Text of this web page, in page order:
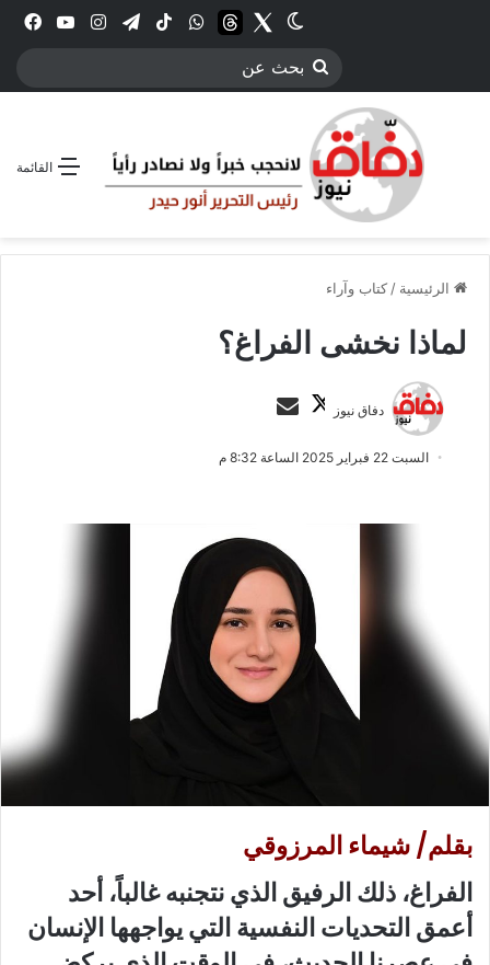
انستقرامتيلقرام‫TikTokواتسابthreadsTwitter
الوضع المظلم
بحث
القائمة
الرئيسية /كتاب وآراء
لماذا نخشى الفراغ؟
دفاق نيوز
ت
ب
ى
X
س
د
ا
إ
ل
ك
ا
السبت 22 فبراير 2025 الساعة 8:32 م
بقلم/ شيماء المرزوقي
الفراغ، ذلك الرفيق الذي نتجنبه غالباً، أحد
أعمق التحديات النفسية التي يواجهها الإنسان